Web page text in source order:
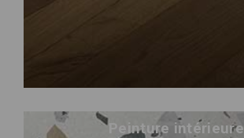
Peinture intérieure